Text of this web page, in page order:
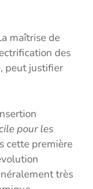
maîtrise de
des
peut justifier
pour les
cette première
très